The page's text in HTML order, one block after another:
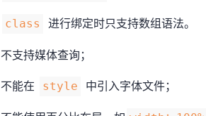
class 进行绑定时只支持数组语法。
不支持媒体查询；
不能在 style 中引入字体文件；